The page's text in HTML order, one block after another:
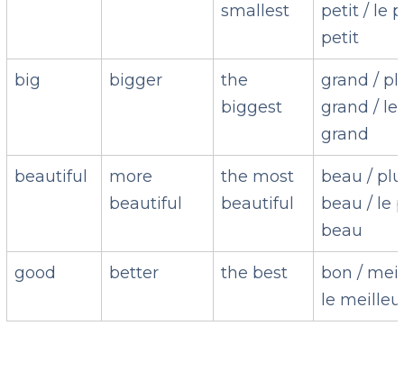
smallest
petit / le
petit
big bigger
the
biggest
grand /
grand / le
grand
beautiful
more
beautiful
the most
beautiful
beau /
beau / le
beau
good better the best
bon /
le